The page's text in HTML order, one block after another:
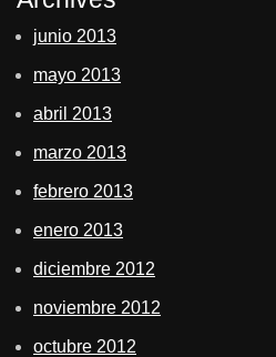
junio 2013
mayo 2013
abril 2013
marzo 2013
febrero 2013
enero 2013
diciembre 2012
noviembre 2012
octubre 2012